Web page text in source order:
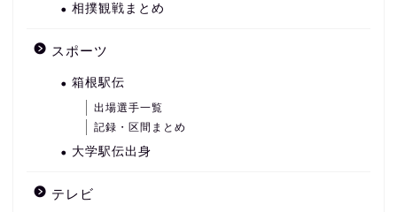
相撲観戦まとめ
スポーツ
箱根駅伝
出場選手一覧
記録・区間まとめ
大学駅伝出身
テレビ